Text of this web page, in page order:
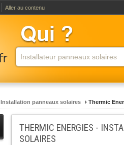
Aller au contenu
Installation panneaux solaires Thermic
THERMIC ENERGIES -
SOLAIRES